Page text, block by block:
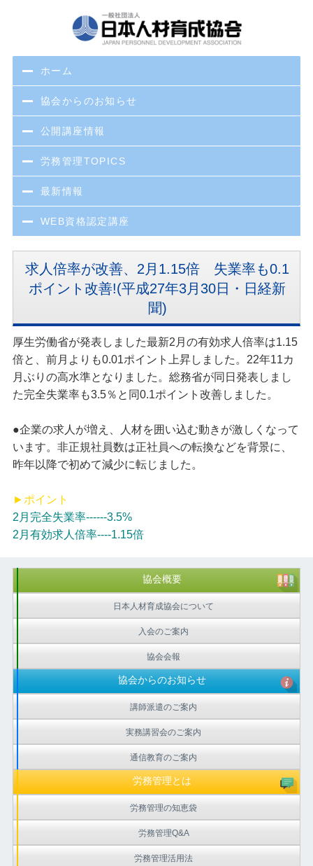
ホーム
協会からのお知らせ
公開講座情報
労務管理TOPICS
最新情報
WEB資格認定講座
求人倍率が改善、2月1.15倍 失業率も0.1
ポイント改善!(平成27年3月30日・日経新
聞)
厚生労働省が発表しました最新2月の有効求人倍率は1.15
倍と、前月よりも0.01ポイント上昇しました。22年11カ
月ぶりの高水準となりました。総務省が同日発表しまし
た完全失業率も3.5％と同0.1ポイント改善しました。
●企業の求人が増え、人材を囲い込む動きが激しくなって
います。非正規社員数は正社員への転換などを背景に、
昨年以降で初めて減少に転じました。
►ポイント
2月完全失業率------3.5%
2月有効求人倍率----1.15倍
協会概要
日本人材育成協会について
入会のご案内
協会会報
協会からのお知らせ
講師派遣のご案内
実務講習会のご案内
通信教育のご案内
労務管理とは
労務管理の知恵袋
労務管理Q&A
労務管理活用法